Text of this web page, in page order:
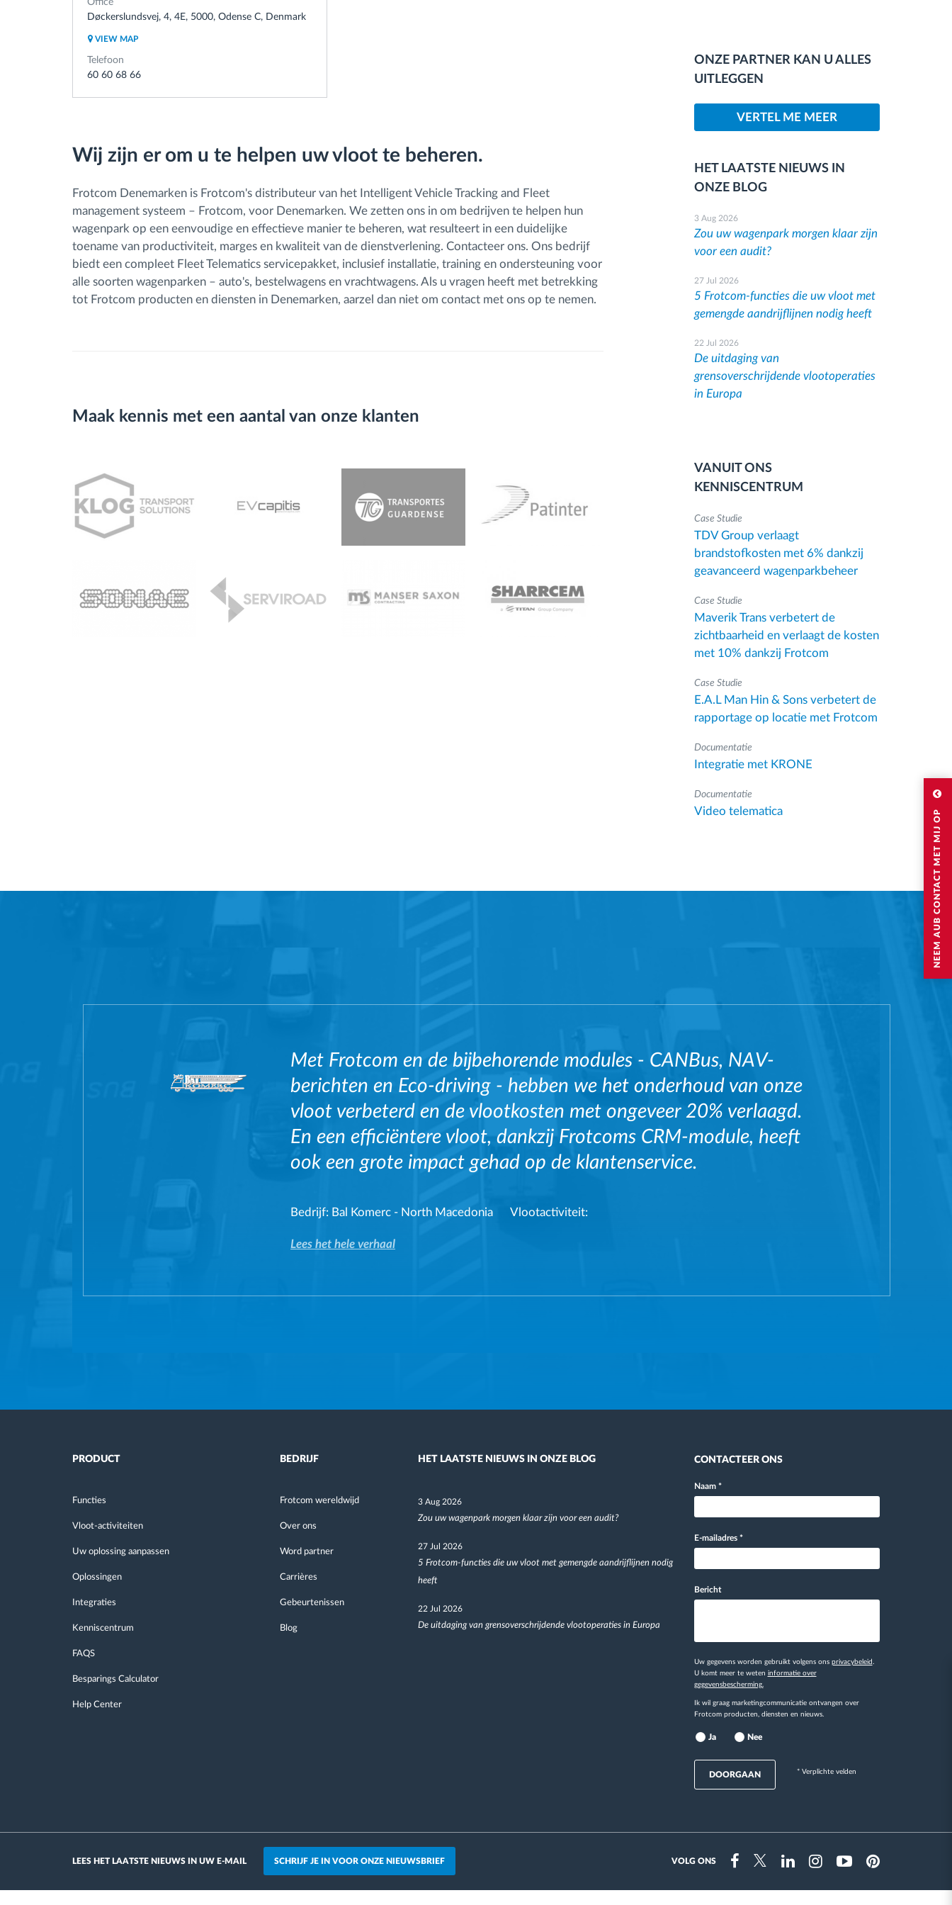
NEEM AUB CONTACT MET MIJ OP
Brandstofbeheer
Routeplanning en -monitoring
Office
Døckerslundsvej, 4, 4E, 5000, Odense C, Denmark
VIEW MAP
Telefoon
60 60 68 66
Wij zijn er om u te helpen uw vloot te beheren.
Frotcom Denemarken is Frotcom's distributeur van het Intelligent Vehicle Tracking and Fleet
management systeem – Frotcom, voor Denemarken. We zetten ons in om bedrijven te helpen hun
wagenpark op een eenvoudige en effectieve manier te beheren, wat resulteert in een duidelijke
toename van productiviteit, marges en kwaliteit van de dienstverlening. Contacteer ons. Ons bedrijf
biedt een compleet Fleet Telematics servicepakket, inclusief installatie, training en ondersteuning voor
alle soorten wagenparken – auto's, bestelwagens en vrachtwagens. Als u vragen heeft met betrekking
tot Frotcom producten en diensten in Denemarken, aarzel dan niet om contact met ons op te nemen.
Maak kennis met een aantal van onze klanten
ONZE PARTNER KAN U ALLES
UITLEGGEN
VERTEL ME MEER
HET LAATSTE NIEUWS IN
ONZE BLOG
3 Aug 2026
Zou uw wagenpark morgen klaar zijn
voor een audit?
27 Jul 2026
5 Frotcom-functies die uw vloot met
gemengde aandrijflijnen nodig heeft
22 Jul 2026
De uitdaging van
grensoverschrijdende vlootoperaties
in Europa
VANUIT ONS
KENNISCENTRUM
Case Studie
TDV Group verlaagt
brandstofkosten met 6% dankzij
geavanceerd wagenparkbeheer
Case Studie
Maverik Trans verbetert de
zichtbaarheid en verlaagt de kosten
met 10% dankzij Frotcom
Case Studie
E.A.L Man Hin & Sons verbetert de
rapportage op locatie met Frotcom
Documentatie
Integratie met KRONE
Documentatie
Video telematica
Met Frotcom en de bijbehorende modules - CANBus, NAV-
berichten en Eco-driving - hebben we het onderhoud van onze
vloot verbeterd en de vlootkosten met ongeveer 20% verlaagd.
En een efficiëntere vloot, dankzij Frotcoms CRM-module, heeft
ook een grote impact gehad op de klantenservice.
Bedrijf: Bal Komerc - North Macedonia Vlootactiviteit:
Lees het hele verhaal
PRODUCT
Functies
Vloot-activiteiten
Uw oplossing aanpassen
Oplossingen
Integraties
Kenniscentrum
FAQS
Besparings Calculator
Help Center
BEDRIJF
Frotcom wereldwijd
Over ons
Word partner
Carrières
Gebeurtenissen
Blog
HET LAATSTE NIEUWS IN ONZE BLOG
3 Aug 2026
Zou uw wagenpark morgen klaar zijn voor een audit?
27 Jul 2026
5 Frotcom-functies die uw vloot met gemengde aandrijflijnen nodig
heeft
22 Jul 2026
De uitdaging van grensoverschrijdende vlootoperaties in Europa
CONTACTEER ONS
Naam *
E-mailadres *
Bericht
Uw gegevens worden gebruikt volgens ons privacybeleid .
U komt meer te weten informatie over
gegevensbescherming.
Ik wil graag marketingcommunicatie ontvangen over
Frotcom producten, diensten en nieuws.
Ja Nee
DOORGAAN * Verplichte velden
LEES HET LAATSTE NIEUWS IN UW E-MAIL SCHRIJF JE IN VOOR ONZE NIEUWSBRIEF VOLG ONS
FacebookTwitterLinkedinInstragramYoutubePinterest